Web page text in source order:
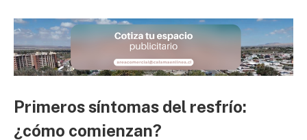
Primeros síntomas del resfrío:
¿cómo comienzan?